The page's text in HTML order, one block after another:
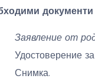
документи
Заявление от
Удостоверение
Снимка.